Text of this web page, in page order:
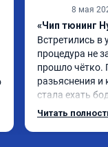
8 мая
«Чип тюнинг
Встретились в
процедура не
прошло чётко.
разьяснения
стала ехать
задумчивости,
Читать